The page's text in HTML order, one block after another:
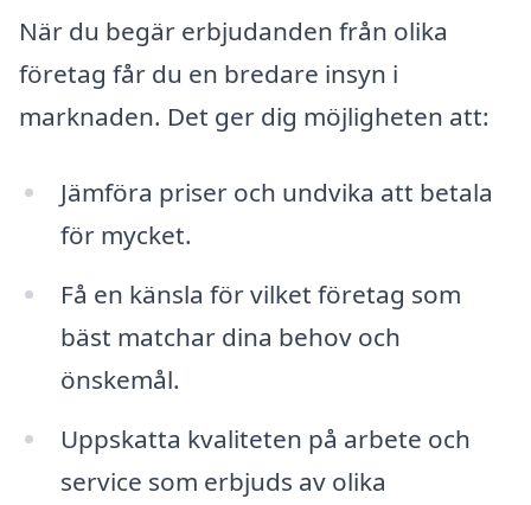
När du begär erbjudanden från olika
företag får du en bredare insyn i
marknaden. Det ger dig möjligheten att:
Jämföra priser och undvika att betala
för mycket.
Få en känsla för vilket företag som
bäst matchar dina behov och
önskemål.
Uppskatta kvaliteten på arbete och
service som erbjuds av olika